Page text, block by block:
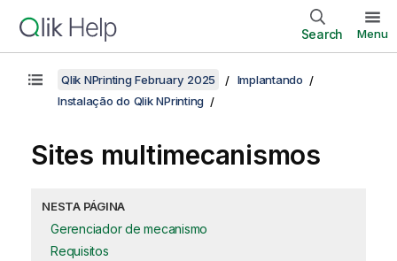
Search Menu
Qlik NPrinting February 2025
Implantando
Instalação do Qlik NPrinting
Sites multimecanismos
NESTA PÁGINA
Gerenciador de mecanismo
Requisitos